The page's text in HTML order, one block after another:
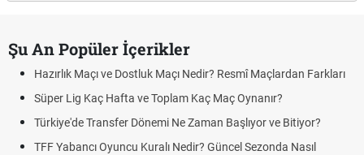
Şu An Popüler İçerikler
Hazırlık Maçı ve Dostluk Maçı Nedir? Resmî Maçlardan Farkları
Süper Lig Kaç Hafta ve Toplam Kaç Maç Oynanır?
Türkiye'de Transfer Dönemi Ne Zaman Başlıyor ve Bitiyor?
TFF Yabancı Oyuncu Kuralı Nedir? Güncel Sezonda Nasıl